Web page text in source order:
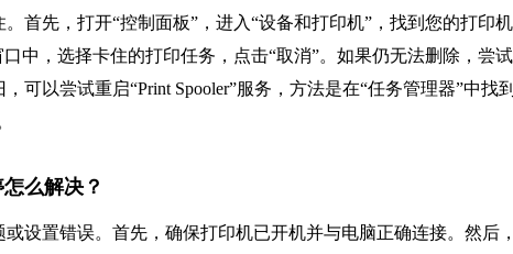
首先，打开“控制面板”，进入“设备和打印机”，找到您的打印
中，选择卡住的打印任务，点击“取消”。如果仍无法删除，尝
可以尝试重启“Print Spooler”服务，方法是在“任务管理器”中找
么解决？
设置错误。首先，确保打印机已开机并与电脑正确连接。然后